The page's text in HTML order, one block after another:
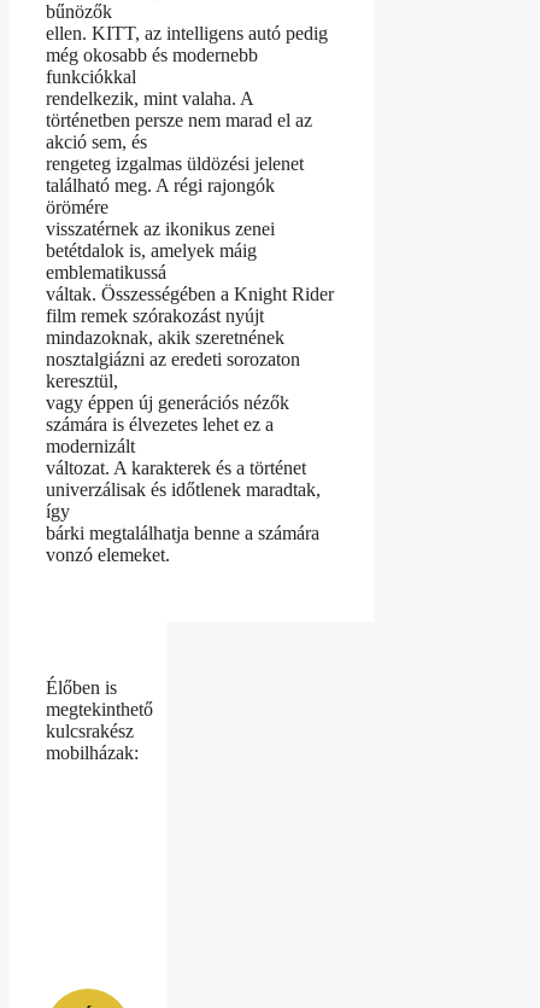
bűnözők
ellen. KITT, az intelligens autó pedig
még okosabb és modernebb
funkciókkal
rendelkezik, mint valaha. A
történetben persze nem marad el az
akció sem, és
rengeteg izgalmas üldözési jelenet
található meg. A régi rajongók
örömére
visszatérnek az ikonikus zenei
betétdalok is, amelyek máig
emblematikussá
váltak. Összességében a Knight Rider
film remek szórakozást nyújt
mindazoknak, akik szeretnének
nosztalgiázni az eredeti sorozaton
keresztül,
vagy éppen új generációs nézők
számára is élvezetes lehet ez a
modernizált
változat. A karakterek és a történet
univerzálisak és időtlenek maradtak,
így
bárki megtalálhatja benne a számára
vonzó elemeket.
Élőben is
megtekinthető
kulcsrakész
mobilházak: